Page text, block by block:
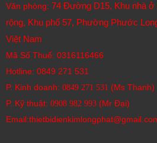
Văn phòng: 74 Đường D15, Khu nhà
rộng, Khu phố 57, Phường Phước
Việt Nam
Mã Số Thuế: 0316116466
Hotline: 0849 271 531
P. Kinh doanh: 0849 271 531 (Ms Thanh)
P. Kỹ thuật: 0908 982 993​ (Mr Đại)